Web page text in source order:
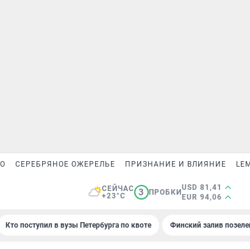
СЕРЕБРЯНОЕ ОЖЕРЕЛЬЕ ПРИЗНАНИЕ И ВЛИЯНИЕ
СЕЙЧАС
+23°C
3 ПРОБКИ
USD 81,41
EUR 94,06
Кто поступил в вузы Петербурга по квоте Финский залив